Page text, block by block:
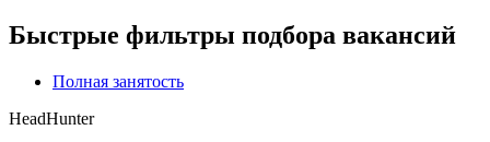
Быстрые фильтры подбора вакансий
Полная занятость
HeadHunter